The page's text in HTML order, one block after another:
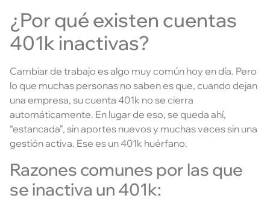
¿Por qué existen cuentas
401k inactivas?
Cambiar de trabajo es algo muy común hoy en día. Pero
lo que muchas personas no saben es que, cuando dejan
una empresa, su cuenta 401k no se cierra
automáticamente. En lugar de eso, se queda ahí,
“estancada”, sin aportes nuevos y muchas veces sin una
gestión activa. Ese es un 401k huérfano.
Razones comunes por las que
se inactiva un 401k: